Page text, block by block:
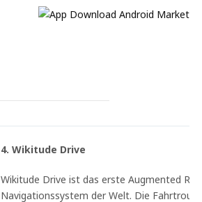
4. Wikitude Drive
Wikitude Drive ist das erste Augmented
Navigationssystem der Welt. Die